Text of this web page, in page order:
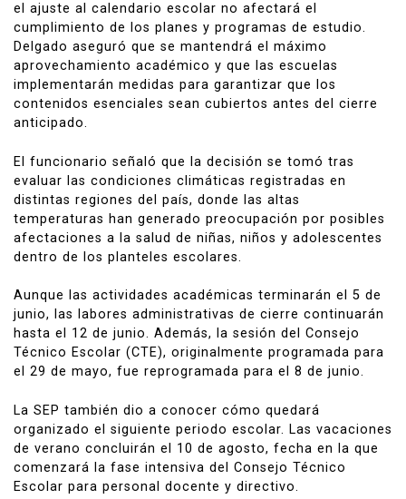
el ajuste al calendario escolar no afectará el
cumplimiento de los planes y programas de estudio.
Delgado aseguró que se mantendrá el máximo
aprovechamiento académico y que las escuelas
implementarán medidas para garantizar que los
contenidos esenciales sean cubiertos antes del cierre
anticipado.
El funcionario señaló que la decisión se tomó tras
evaluar las condiciones climáticas registradas en
distintas regiones del país, donde las altas
temperaturas han generado preocupación por posibles
afectaciones a la salud de niñas, niños y adolescentes
dentro de los planteles escolares.
Aunque las actividades académicas terminarán el 5 de
junio, las labores administrativas de cierre continuarán
hasta el 12 de junio. Además, la sesión del Consejo
Técnico Escolar (CTE), originalmente programada para
el 29 de mayo, fue reprogramada para el 8 de junio.
La SEP también dio a conocer cómo quedará
organizado el siguiente periodo escolar. Las vacaciones
de verano concluirán el 10 de agosto, fecha en la que
comenzará la fase intensiva del Consejo Técnico
Escolar para personal docente y directivo.